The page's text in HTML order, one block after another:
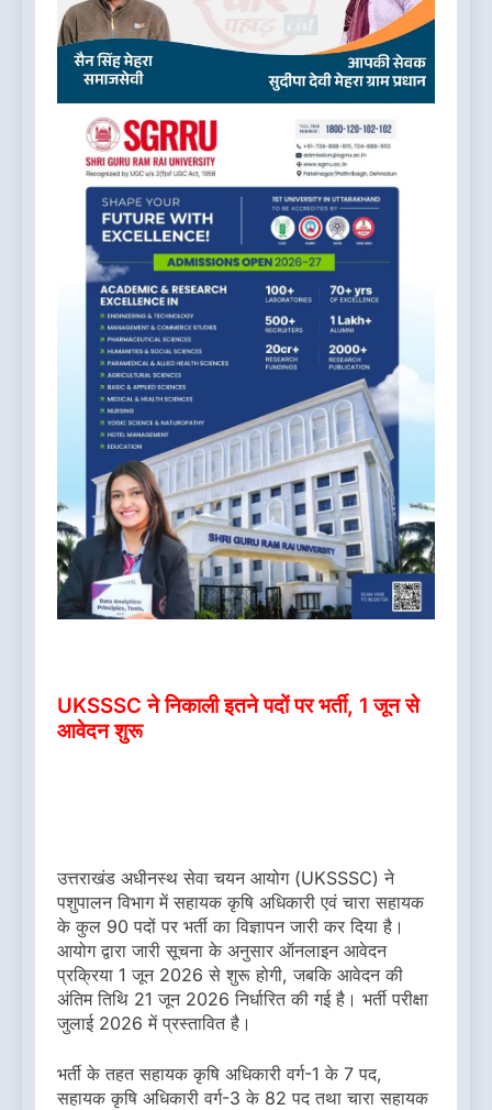
UKSSSC ने निकाली इतने पदों पर भर्ती, 1 जून से
आवेदन शुरू
उत्तराखंड अधीनस्थ सेवा चयन आयोग (UKSSSC) ने
पशुपालन विभाग में सहायक कृषि अधिकारी एवं चारा सहायक
के कुल 90 पदों पर भर्ती का विज्ञापन जारी कर दिया है।
आयोग द्वारा जारी सूचना के अनुसार ऑनलाइन आवेदन
प्रक्रिया 1 जून 2026 से शुरू होगी, जबकि आवेदन की
अंतिम तिथि 21 जून 2026 निर्धारित की गई है। भर्ती परीक्षा
जुलाई 2026 में प्रस्तावित है।
भर्ती के तहत सहायक कृषि अधिकारी वर्ग-1 के 7 पद,
सहायक कृषि अधिकारी वर्ग-3 के 82 पद तथा चारा सहायक